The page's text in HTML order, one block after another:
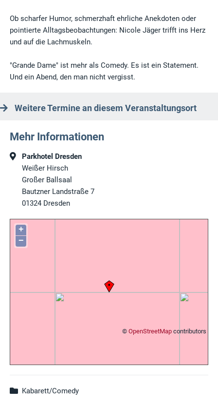
Ob scharfer Humor, schmerzhaft ehrliche Anekdoten oder
pointierte Alltagsbeobachtungen: Nicole Jäger trifft ins Herz
und auf die Lachmuskeln.
"Grande Dame" ist mehr als Comedy. Es ist ein Statement.
Und ein Abend, den man nicht vergisst.
Weitere Termine an diesem Veranstaltungsort
Mehr Informationen
Parkhotel Dresden
Weißer Hirsch
Großer Ballsaal
Bautzner Landstraße 7
01324 Dresden
+
−
© OpenStreetMap contributors
Kabarett/Comedy